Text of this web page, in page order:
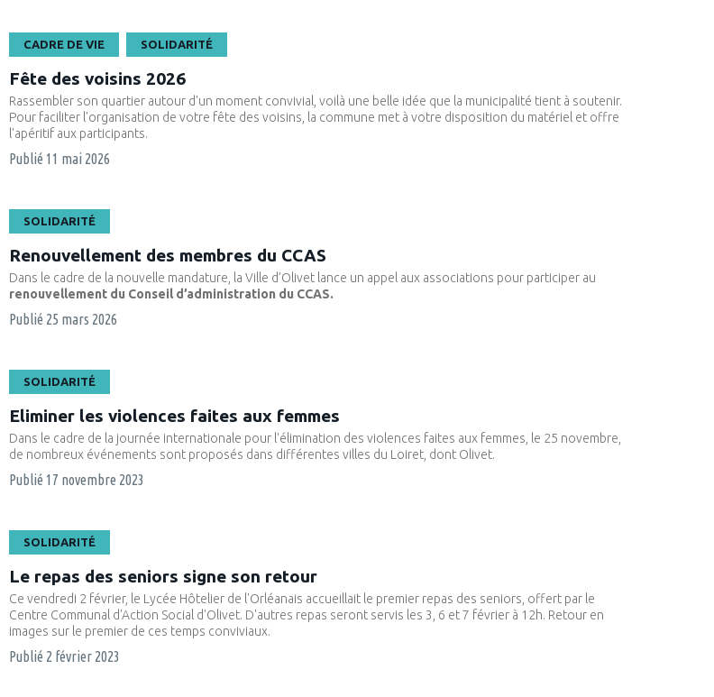
CADRE DE VIE SOLIDARITÉ
Fête des voisins 2026
Rassembler son quartier autour d'un moment convivial, voilà une belle idée que la municipalité tient à soutenir.
Pour faciliter l'organisation de votre fête des voisins, la commune met à votre disposition du matériel et offre
l'apéritif aux participants.
Publié 11 mai 2026
SOLIDARITÉ
Renouvellement des membres du CCAS
Dans le cadre de la nouvelle mandature, la Ville d’Olivet lance un appel aux associations pour participer au
renouvellement du Conseil d’administration du CCAS.
Publié 25 mars 2026
SOLIDARITÉ
Eliminer les violences faites aux femmes
Dans le cadre de la journée internationale pour l'élimination des violences faites aux femmes, le 25 novembre,
de nombreux événements sont proposés dans différentes villes du Loiret, dont Olivet.
Publié 17 novembre 2023
SOLIDARITÉ
Le repas des seniors signe son retour
Ce vendredi 2 février, le Lycée Hôtelier de l'Orléanais accueillait le premier repas des seniors, offert par le
Centre Communal d'Action Social d'Olivet. D'autres repas seront servis les 3, 6 et 7 février à 12h. Retour en
images sur le premier de ces temps conviviaux.
Publié 2 février 2023